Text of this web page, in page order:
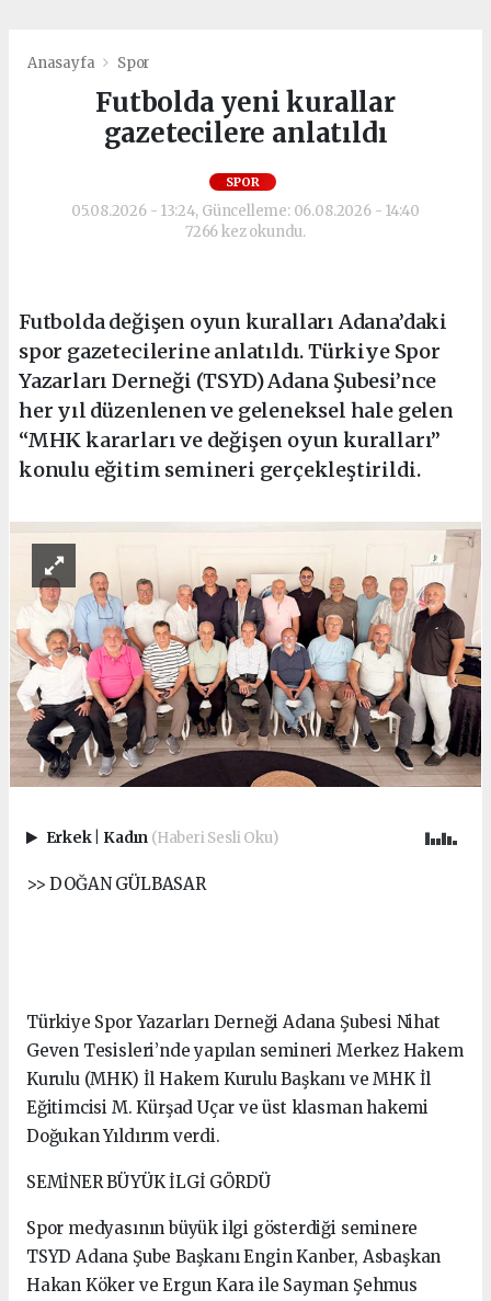
Anasayfa Spor
Futbolda yeni kurallar
gazetecilere anlatıldı
SPOR
05.08.2026 - 13:24, Güncelleme: 06.08.2026 - 14:40
7266 kez okundu.
Futbolda değişen oyun kuralları Adana’daki
spor gazetecilerine anlatıldı. Türkiye Spor
Yazarları Derneği (TSYD) Adana Şubesi’nce
her yıl düzenlenen ve geleneksel hale gelen
“MHK kararları ve değişen oyun kuralları”
konulu eğitim semineri gerçekleştirildi.
Erkek Kadın (Haberi Sesli Oku)
>> DOĞAN GÜLBASAR
Türkiye Spor Yazarları Derneği Adana Şubesi Nihat
Geven Tesisleri’nde yapılan semineri Merkez Hakem
Kurulu (MHK) İl Hakem Kurulu Başkanı ve MHK İl
Eğitimcisi M. Kürşad Uçar ve üst klasman hakemi
Doğukan Yıldırım verdi.
SEMİNER BÜYÜK İLGİ GÖRDÜ
Spor medyasının büyük ilgi gösterdiği seminere
TSYD Adana Şube Başkanı Engin Kanber, Asbaşkan
Hakan Köker ve Ergun Kara ile Sayman Şehmus